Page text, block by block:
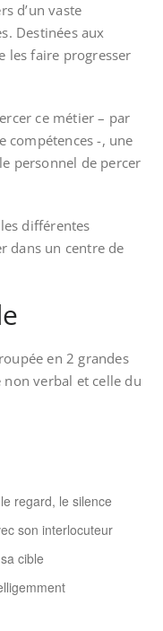
d’un vaste
Destinées aux
les faire progresser
ce métier – par
compétences -, une
personnel de percer
différentes
dans un centre de
en 2 grandes
verbal et celle du
regard, le silence
son interlocuteur
cible